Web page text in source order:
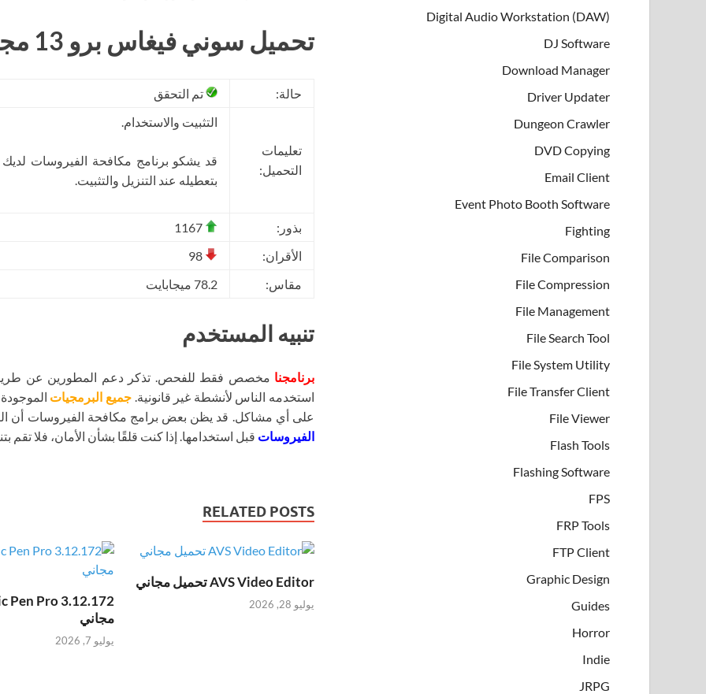
تحميل سوني فيغاس برو 13 مجانا
حالة: تم التحقق
تعليمات
التحميل:
التثبيت والاستخدام.
قد يشكو برنامج مكافحة الفيروسات
بتعطيله عند التنزيل والتثبيت.
بذور:
الأقران:
مقاس:
78.2 ميجابايت
تنبيه المستخدم
برنامجنا مخصص فقط للفحص. تذكر دعم المطورين عن طريق
استخدمه الناس لأنشطة غير قانونية. جميع البرمجيات
على أي مشاكل. قد يظن بعض برامج مكافحة الفيروسات أن
الفيروسات قبل استخدامها. إذا كنت قلقًا بشأن الأمان، فلا تقم
RELATED POSTS
AVS Video Editor تحميل مجاني
يوليو 28, 2026
مجاني
يوليو 7, 2026
Digital Audio Workstation (DAW)
DJ Software
Download Manager
Driver Updater
Dungeon Crawler
DVD Copying
Email Client
Event Photo Booth Software
Fighting
File Comparison
File Compression
File Management
File Search Tool
File System Utility
File Transfer Client
File Viewer
Flash Tools
Flashing Software
FPS
FRP Tools
FTP Client
Graphic Design
Guides
Horror
Indie
JRPG